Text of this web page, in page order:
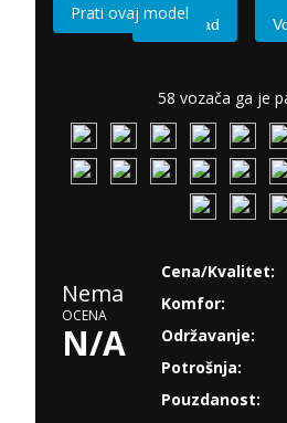
Imam sad
Prati ovaj model
58 vozača ga je
Nema
OCENA
N/A
Cena/Kvalitet:
Komfor:
Održavanje:
Potrošnja:
Pouzdanost: